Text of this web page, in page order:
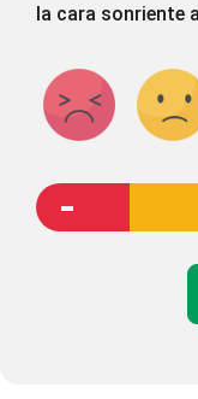
la cara sonriente